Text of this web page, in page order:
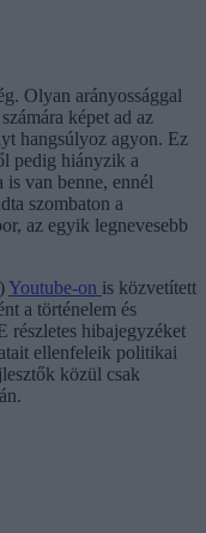
Olyan arányossággal
képet ad az
hangsúlyoz agyon. Ez
pedig hiányzik a
is van benne, ennél
szombaton a
az egyik legnevesebb
Youtube-on is közvetített
a történelem és
hibajegyzéket
ellenfeleik politikai
közül csak